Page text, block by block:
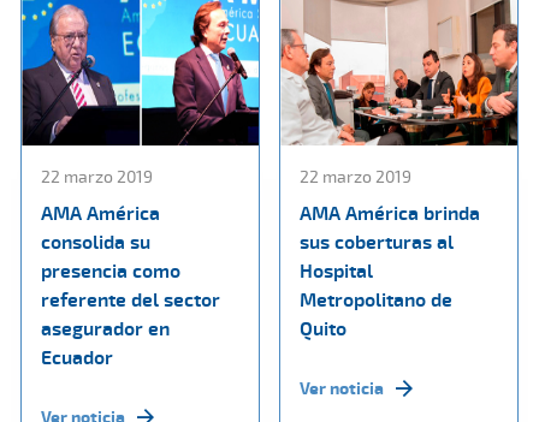
22 marzo 2019
AMA América
consolida su
presencia como
referente del sector
asegurador en
Ecuador
Ver noticia
22 marzo 2019
AMA América brinda
sus coberturas al
Hospital
Metropolitano de
Quito
Ver noticia